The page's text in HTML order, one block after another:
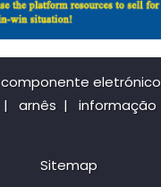
componente eletrónico
| arnês | informação
Sitemap